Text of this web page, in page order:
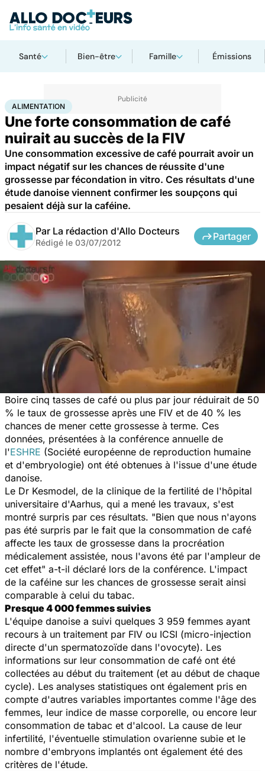
Santé Bien-être Famille Émissions
AccueilSantéMaladies Alimentation
ALIMENTATION
Une forte consommation de café
nuirait au succès de la FIV
Une consommation excessive de café pourrait avoir un
impact négatif sur les chances de réussite d'une
grossesse par fécondation in vitro. Ces résultats d'une
étude danoise viennent confirmer les soupçons qui
pesaient déjà sur la caféine.
Par La rédaction d'Allo Docteurs
Rédigé le 03/07/2012
Partager
Boire cinq tasses de café ou plus par jour réduirait de 50
% le taux de grossesse après une FIV et de 40 % les
chances de mener cette grossesse à terme. Ces
données, présentées à la conférence annuelle de
l'ESHRE (Société européenne de reproduction humaine
et d'embryologie) ont été obtenues à l'issue d'une étude
danoise.
Le Dr Kesmodel, de la clinique de la fertilité de l'hôpital
universitaire d'Aarhus, qui a mené les travaux, s'est
montré surpris par ces résultats. "Bien que nous n'ayons
pas été surpris par le fait que la consommation de café
affecte les taux de grossesse dans la procréation
médicalement assistée, nous l'avons été par l'ampleur de
cet effet" a-t-il déclaré lors de la conférence. L'impact
de la caféine sur les chances de grossesse serait ainsi
comparable à celui du tabac.
Presque 4 000 femmes suivies
L'équipe danoise a suivi quelques 3 959 femmes ayant
recours à un traitement par FIV ou ICSI (micro-injection
directe d'un spermatozoïde dans l'ovocyte). Les
informations sur leur consommation de café ont été
collectées au début du traitement (et au début de chaque
cycle). Les analyses statistiques ont également pris en
compte d'autres variables importantes comme l'âge des
femmes, leur indice de masse corporelle, ou encore leur
consommation de tabac et d'alcool. La cause de leur
infertilité, l'éventuelle stimulation ovarienne subie et le
nombre d'embryons implantés ont également été des
critères de l'étude.